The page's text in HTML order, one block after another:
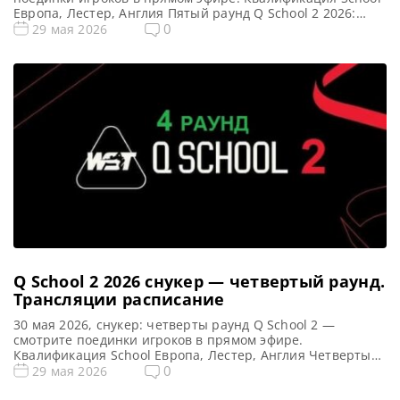
Европа, Лестер, Англия Пятый раунд Q School 2 2026:
снукер — расписание прямых трансляций Матчи Q
Play и […]
29 мая 2026 0
Q School 2 2026 снукер — четвертый раунд.
Трансляции расписание
30 мая 2026, снукер: четверты раунд Q School 2 —
смотрите поединки игроков в прямом эфире.
Квалификация School Европа, Лестер, Англия Четвертый
раунд Q School 2 2026: снукер — расписание прямых
29 мая 2026 0